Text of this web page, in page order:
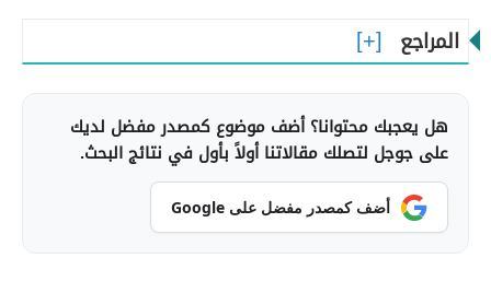
المراجع
هل يعجبك محتوانا؟ أضف موضوع كمصدر مفضل لديك
على جوجل لتصلك مقالاتنا أولاً بأول في نتائج البحث.
أضف كمصدر مفضل على Google